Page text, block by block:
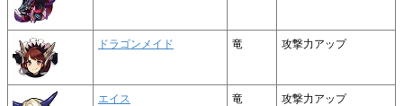
ドラゴンメイド 竜 攻撃力アップ
エイス 竜 攻撃力アップ